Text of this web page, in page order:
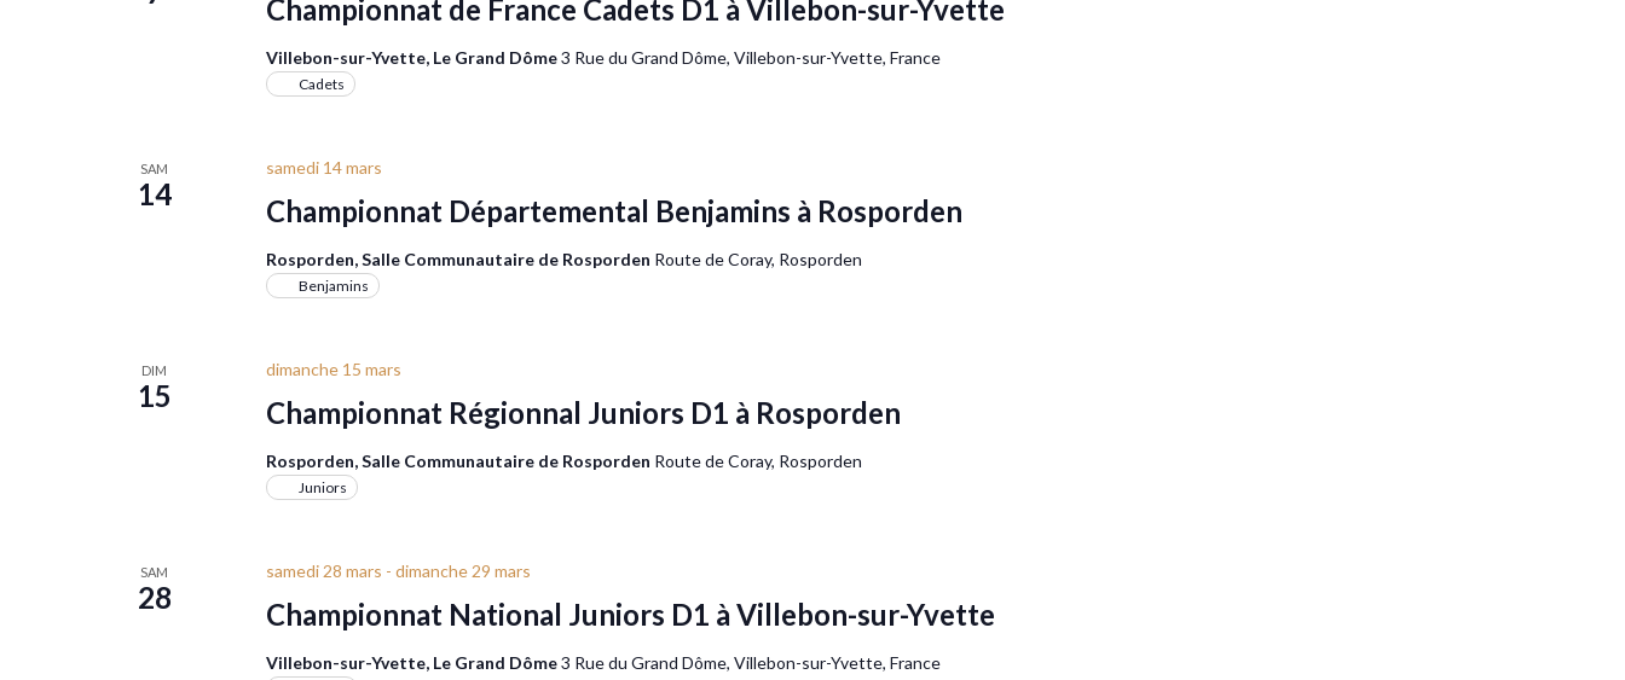
Championnat de France Cadets D1 à Villebon-sur-Yvette
Villebon-sur-Yvette, Le Grand Dôme3 Rue du Grand Dôme, Villebon-sur-Yvette, France
Cadets
SAM
14 Championnat Départemental Benjamins à Rosporden
samedi 14 mars
Rosporden, Salle Communautaire de Rosporden Route de Coray, Rosporden
Benjamins
DIM
15 Championnat Régionnal Juniors D1 à Rosporden
dimanche 15 mars
Rosporden, Salle Communautaire de Rosporden Route de Coray, Rosporden
Juniors
SAM
28 Championnat National Juniors D1 à Villebon-sur-Yvette
samedi 28 mars - dimanche 29 mars
Villebon-sur-Yvette, Le Grand Dôme3 Rue du Grand Dôme, Villebon-sur-Yvette, France